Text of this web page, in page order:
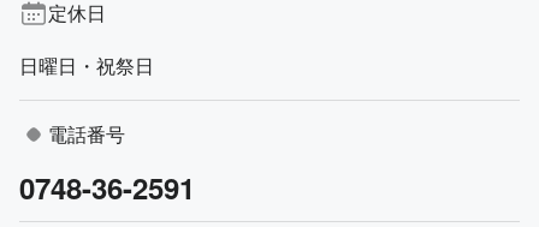
定休日
日曜日・祝祭日
電話番号
0748-36-2591